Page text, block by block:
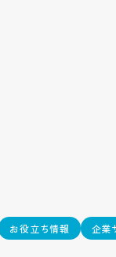
お役立ち情報 企業